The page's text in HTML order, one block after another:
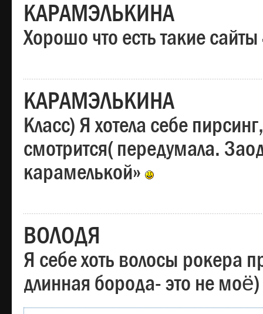
КАРАМЭЛЬКИНА
Хорошо что есть такие сайты
КАРАМЭЛЬКИНА
Класс) Я хотела себе
смотрится( передумала.
карамелькой»
ВОЛОДЯ
Я себе хоть волосы рокера
длинная борода- это не моё)